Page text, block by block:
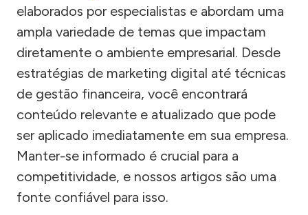
elaborados por especialistas e abordam uma
ampla variedade de temas que impactam
diretamente o ambiente empresarial. Desde
estratégias de marketing digital até técnicas
de gestão financeira, você encontrará
conteúdo relevante e atualizado que pode
ser aplicado imediatamente em sua empresa.
Manter-se informado é crucial para a
competitividade, e nossos artigos são uma
fonte confiável para isso.